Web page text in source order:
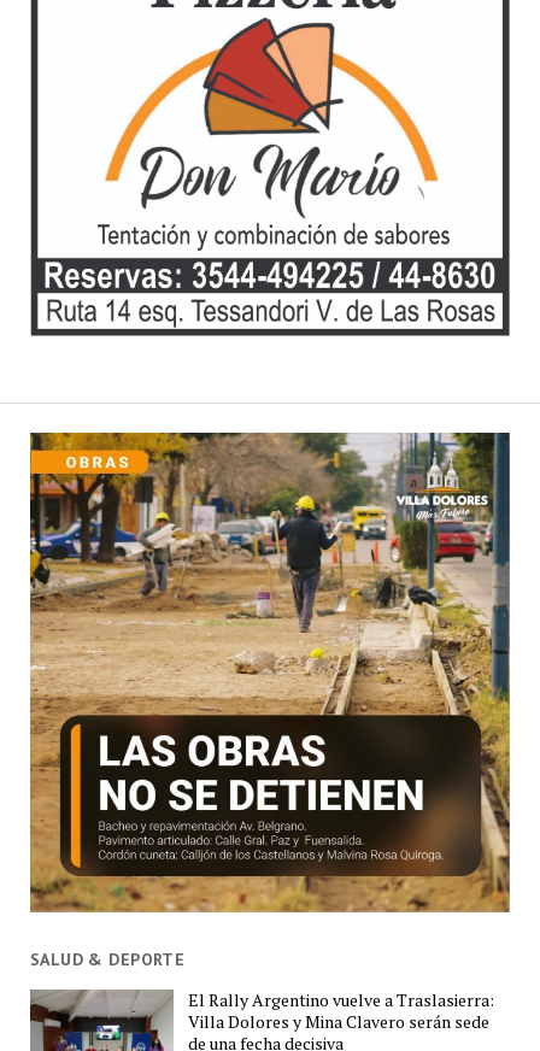
SALUD & DEPORTE
El Rally Argentino vuelve a Traslasierra:
Villa Dolores y Mina Clavero serán sede
de una fecha decisiva